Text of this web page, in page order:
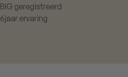
BIG geregistreerd
6jaar ervaring